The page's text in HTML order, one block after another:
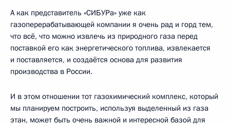
А как представитель «СИБУРа» уже как
газоперерабатывающей компании я очень рад и горд тем,
что всё, что можно извлечь из природного газа перед
поставкой его как энергетического топлива, извлекается
и поставляется, и создаётся основа для развития
производства в России.
И в этом отношении тот газохимический комплекс, который
мы планируем построить, используя выделенный из газа
этан, может быть очень важной и интересной базой для